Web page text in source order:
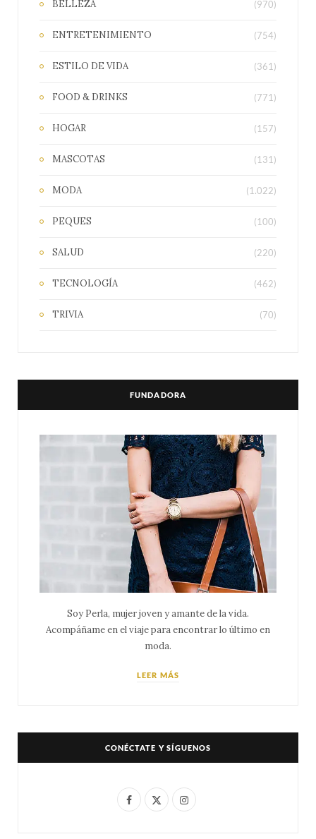
BELLEZA (970)
ENTRETENIMIENTO (754)
ESTILO DE VIDA (361)
FOOD & DRINKS (771)
HOGAR (157)
MASCOTAS (131)
MODA (1.022)
PEQUES (100)
SALUD (220)
TECNOLOGÍA (462)
TRIVIA (70)
FUNDADORA
Soy Perla, mujer joven y amante de la vida.
Acompáñame en el viaje para encontrar lo último en
moda.
LEER MÁS
CONÉCTATE Y SÍGUENOS
F
X
I